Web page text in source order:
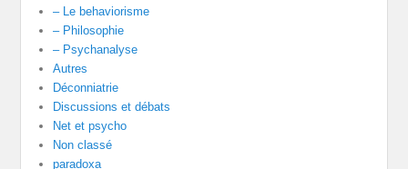
– Le behaviorisme
– Philosophie
– Psychanalyse
Autres
Déconniatrie
Discussions et débats
Net et psycho
Non classé
paradoxa